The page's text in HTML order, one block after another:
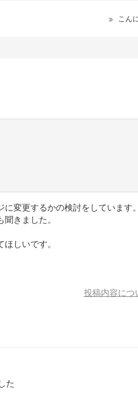
こん
変更するかの検討をしています。
きました。
しいです。
投稿内容につ
た